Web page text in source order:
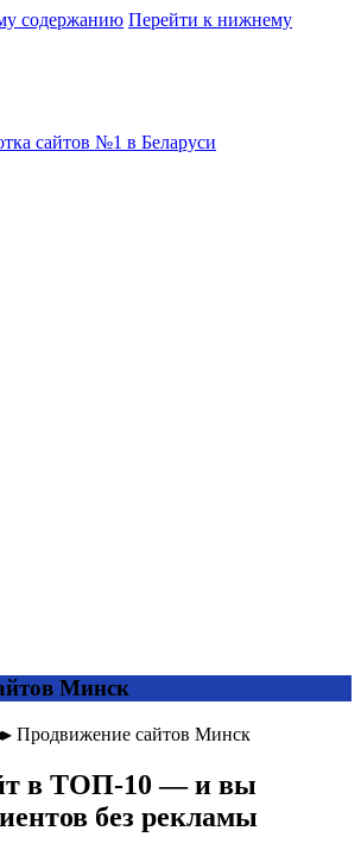
содержанию Перейти к нижнему
Минск
Продвижение сайтов Минск
без рекламы